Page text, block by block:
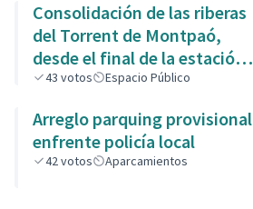
Consolidación de las riberas
del Torrent de Montpaó,
desde el final de la estación
de la Renfe hasta la zona de
43 votos Espacio Público
Arreglo parquing provisional
enfrente policía local
42votos Aparcamientos